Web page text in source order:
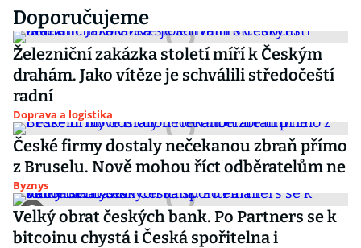
Doporučujeme
Železniční zakázka století míří k Českým
drahám. Jako vítěze je schválili středočeští
radní
Doprava a logistika
České firmy dostaly nečekanou zbraň přímo
z Bruselu. Nově mohou říct odběratelům ne
Byznys
Velký obrat českých bank. Po Partners se k
bitcoinu chystá i Česká spořitelna i